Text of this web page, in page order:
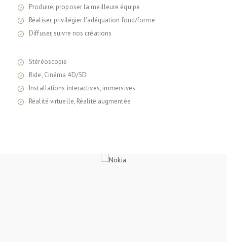
Produire, proposer la meilleure équipe
Réaliser, privilégier l'adéquation fond/forme
Diffuser, suivre nos créations
Stéréoscopie
Ride, Cinéma 4D/5D
Installations interactives, immersives
Réalité virtuelle, Réalité augmentée